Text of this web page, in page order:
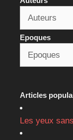
Epoques
Articles
Les yeux